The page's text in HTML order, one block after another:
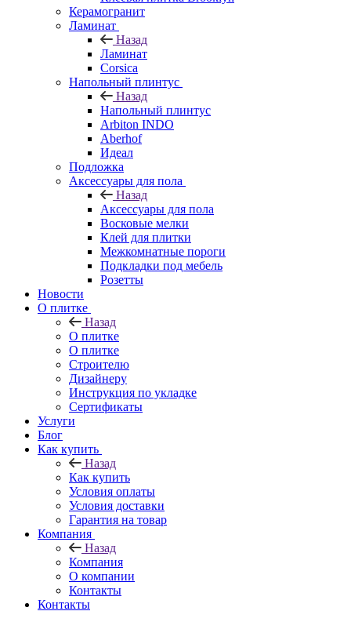
Керамогранит
Ламинат
Назад
Ламинат
Corsica
Напольный плинтус
Назад
Напольный плинтус
Arbiton INDO
Aberhof
Идеал
Подложка
Аксессуары для пола
Назад
Аксессуары для пола
Восковые мелки
Клей для плитки
Межкомнатные пороги
Подкладки под мебель
Розетты
Новости
О плитке
Назад
О плитке
О плитке
Строителю
Дизайнеру
Инструкция по укладке
Сертификаты
Услуги
Блог
Как купить
Назад
Как купить
Условия оплаты
Условия доставки
Гарантия на товар
Компания
Назад
Компания
О компании
Контакты
Контакты